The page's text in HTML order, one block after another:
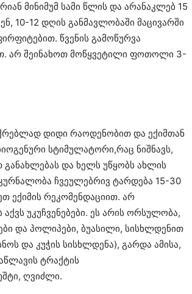
მინიმუმ სამი წლის და არანაკლებ 15
10-12 დღის განმავლობაში მაცივარში
წვენის გამოწურვა
არ შეინახოთ მოწყვეტილი ფოთოლი 3-
დიდი რაოდენობით და ექიმთან
სტიმულატორი,რაც ნიშნავს,
განახლებას და ხელს უწყობს ახლის
ჩვეულებრივ ტარდება 15-30
ექიმის რეკომენდაციით. არ
უკუჩვენებები. ეს არის ორსულობა,
და პოლიპები, ბუასილი, სისხლდენით
და კუჭის სისხლდენა), გარდა ამისა,
ტრაქტის
ღვიძლი.